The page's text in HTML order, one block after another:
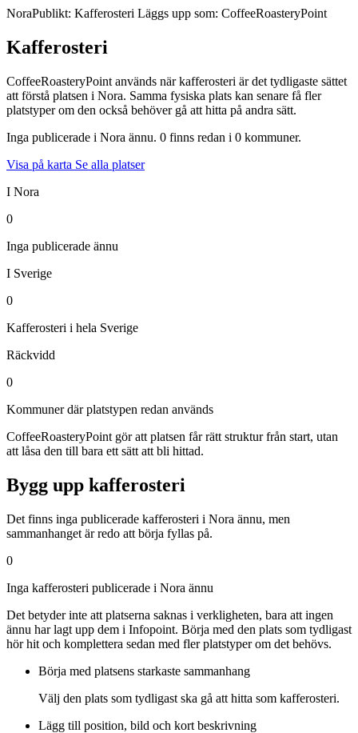
NoraPublikt: Kafferosteri Läggs upp som: CoffeeRoasteryPoint
Kafferosteri
CoffeeRoasteryPoint används när kafferosteri är det tydligaste sättet
att förstå platsen i Nora. Samma fysiska plats kan senare få fler
platstyper om den också behöver gå att hitta på andra sätt.
Inga publicerade i Nora ännu. 0 finns redan i 0 kommuner.
Visa på karta Se alla platser
I Nora
0
Inga publicerade ännu
I Sverige
0
Kafferosteri i hela Sverige
Räckvidd
0
Kommuner där platstypen redan används
CoffeeRoasteryPoint gör att platsen får rätt struktur från start, utan
att låsa den till bara ett sätt att bli hittad.
Bygg upp kafferosteri
Det finns inga publicerade kafferosteri i Nora ännu, men
sammanhanget är redo att börja fyllas på.
0
Inga kafferosteri publicerade i Nora ännu
Det betyder inte att platserna saknas i verkligheten, bara att ingen
ännu har lagt upp dem i Infopoint. Börja med den plats som tydligast
hör hit och komplettera sedan med fler platstyper om det behövs.
Börja med platsens starkaste sammanhang
Välj den plats som tydligast ska gå att hitta som kafferosteri.
Lägg till position, bild och kort beskrivning